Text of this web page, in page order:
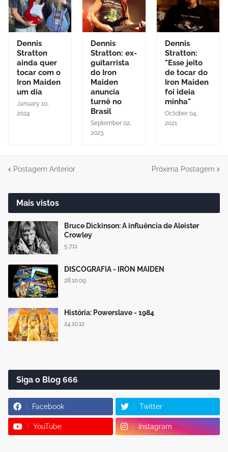
Dennis
Stratton
ainda quer
tocar com o
Iron Maiden
um dia
January 10,
2024
Dennis
Stratton: ex-
guitarrista
do Iron
Maiden
anuncia
turnê no
Brasil
September 02,
2023
Dennis
Stratton:
"Esse jeito
de tocar do
Iron Maiden
foi ideia
minha"
October 04,
2021
Postagem Anterior Próxima Postagem
Mais vistos
Bruce Dickinson: A influência de Aleister
Crowley
5.7.11
DISCOGRAFIA - IRON MAIDEN
28.10.09
História: Powerslave - 1984
24.10.12
Siga o Blog 666
Facebook Twitter
YouTube Instagram